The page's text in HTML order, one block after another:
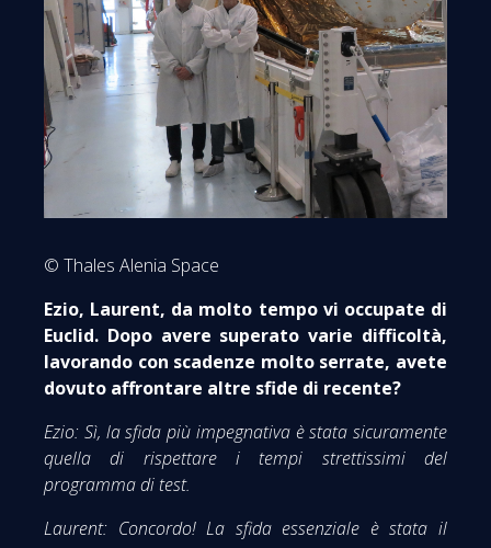
© Thales Alenia Space
Ezio, Laurent, da molto tempo vi occupate di
Euclid. Dopo avere superato varie difficoltà,
lavorando con scadenze molto serrate, avete
dovuto affrontare altre sfide di recente?
Ezio: Sì, la sfida più impegnativa è stata sicuramente
quella di rispettare i tempi strettissimi del
programma di test.
Laurent: Concordo! La sfida essenziale è stata il